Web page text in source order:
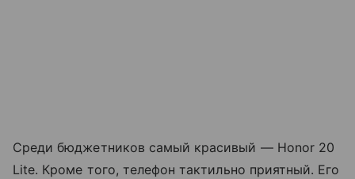
Среди бюджетников самый красивый — Honor 20
Lite. Кроме того, телефон тактильно приятный. Его